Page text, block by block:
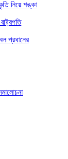
নিয়ে শঙ্কা
প্রধানের